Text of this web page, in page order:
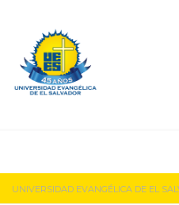
UNIVERSIDAD EVANGÉLICA DE EL